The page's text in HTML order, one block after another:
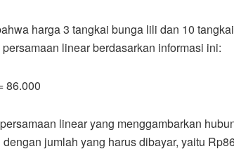
harga 3 tangkai bunga lili dan 10
linear berdasarkan informasi ini:
86.000
linear yang menggambarkan
dengan jumlah yang harus dibayar, yaitu